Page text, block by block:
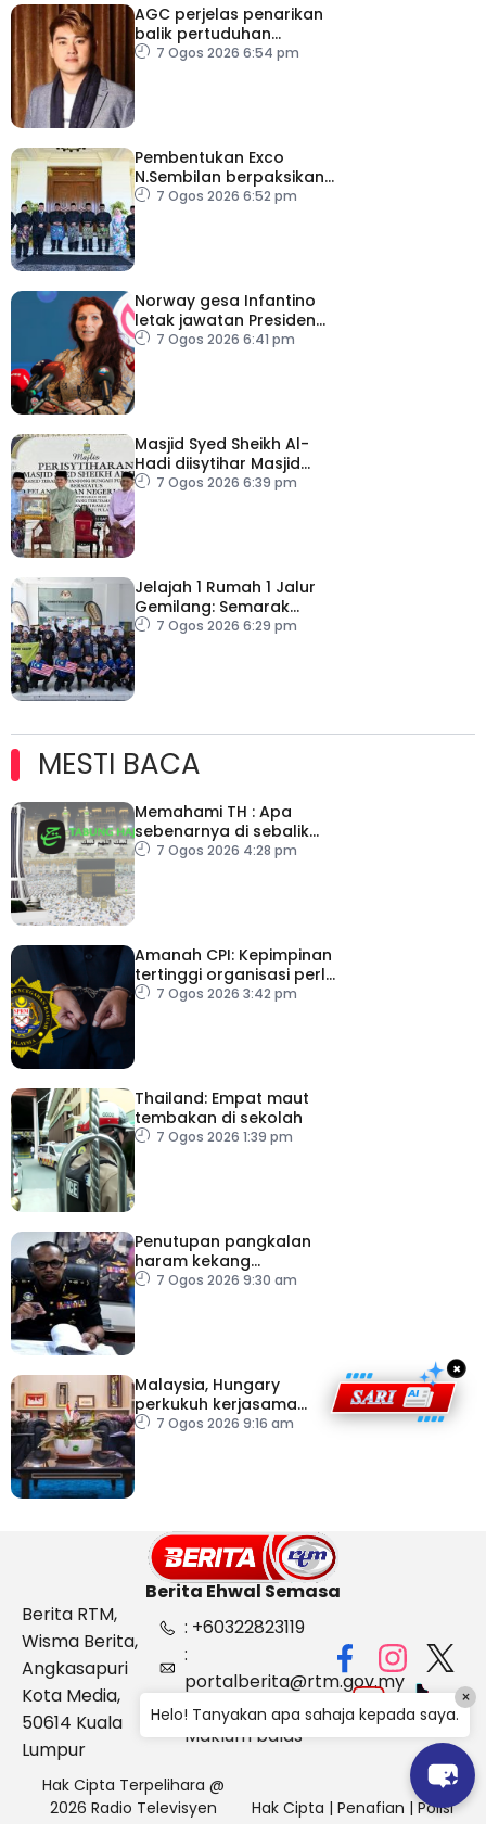
AGC perjelas penarikan
balik pertuduhan
terhadap Nicky Liow
7 Ogos 2026 6:54 pm
Pembentukan Exco
N.Sembilan berpaksikan
cekap, integriti dan kerja
7 Ogos 2026 6:52 pm
Norway gesa Infantino
letak jawatan Presiden
FIFA7 Ogos 2026 6:41 pm
Masjid Syed Sheikh Al-
Hadi diisytihar Masjid
Pelancongan Negeri
7 Ogos 2026 6:39 pm
Jelajah 1 Rumah 1 Jalur
Gemilang: Semarak
semangat patriotisme
7 Ogos 2026 6:29 pm
MESTI BACA
Memahami TH : Apa
sebenarnya di sebalik
angka
7 Ogos 2026 4:28 pm
Amanah CPI: Kepimpinan
tertinggi organisasi perlu
pacu reformasi radikal
7 Ogos 2026 3:42 pm
Thailand: Empat maut
tembakan di sekolah
7 Ogos 2026 1:39 pm
Penutupan pangkalan
haram kekang
penyeludupan di
7 Ogos 2026 9:30 am
Malaysia, Hungary
perkukuh kerjasama
sektor pertanian
7 Ogos 2026 9:16 am
×
Berita Ehwal Semasa
Berita RTM,
Wisma Berita,
Angkasapuri
Kota Media,
50614 Kuala
Lumpur
: +60322823119
:
portalberita@rtm.gov.my
: Aduan &
Maklum balas
Hak Cipta Terpelihara @
2026 Radio Televisyen
Hak Cipta | Penafian | Polisi
Helo! Tanyakan apa sahaja kepada saya.
×